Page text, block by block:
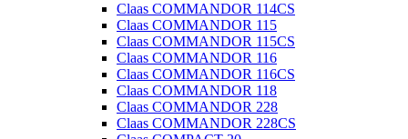
Claas COMMANDOR 114CS
Claas COMMANDOR 115
Claas COMMANDOR 115CS
Claas COMMANDOR 116
Claas COMMANDOR 116CS
Claas COMMANDOR 118
Claas COMMANDOR 228
Claas COMMANDOR 228CS